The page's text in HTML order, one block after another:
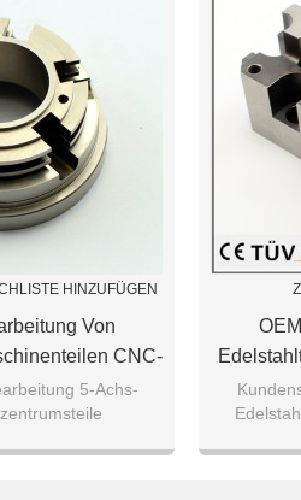
HINZUFÜGEN
Von
CNC-
4-Achs-5-Achs-
5-Achs-